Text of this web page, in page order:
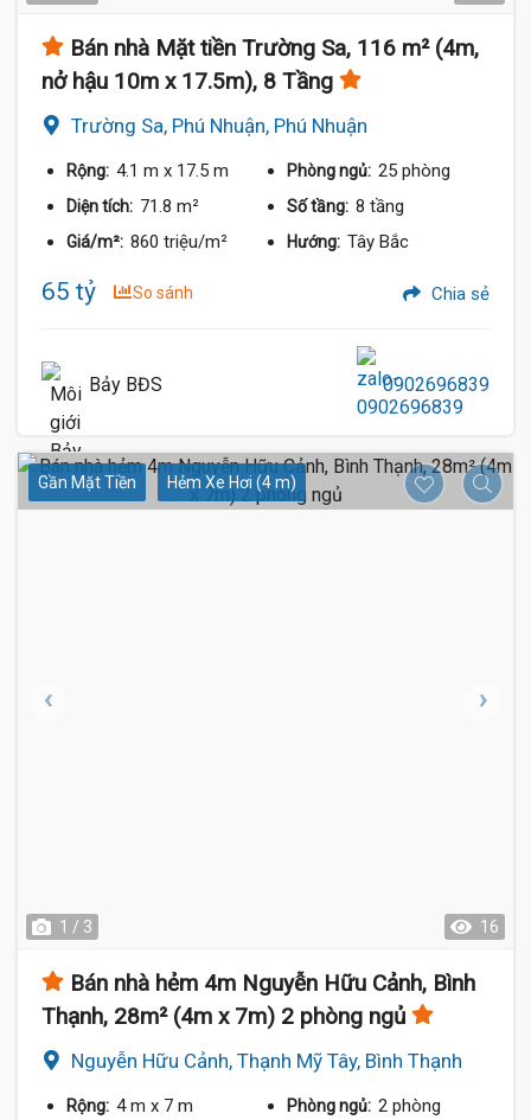
Bán nhà Mặt tiền Trường Sa, 116 m² (4m,
nở hậu 10m x 17.5m), 8 Tầng
Trường Sa, Phú Nhuận, Phú Nhuận
Rộng: 4.1 m x 17.5 m Phòng ngủ: 25 phòng
Diện tích: 71.8 m² Số tầng: 8 tầng
Giá/m²: 860 triệu/m² Hướng: Tây Bắc
65 tỷ So sánh Chia sẻ
Bảy BĐS 0902696839
Gần Mặt Tiền Hẻm Xe Hơi (4 m)
1 / 3 16
Bán nhà hẻm 4m Nguyễn Hữu Cảnh, Bình
Thạnh, 28m² (4m x 7m) 2 phòng ngủ
Nguyễn Hữu Cảnh, Thạnh Mỹ Tây, Bình Thạnh
Rộng: 4 m x 7 m Phòng ngủ: 2 phòng